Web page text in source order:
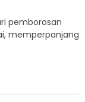
pemborosan
memperpanjang